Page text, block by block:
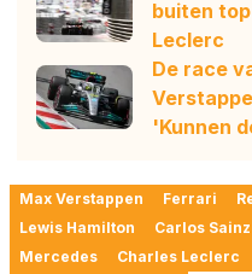
buiten
Leclerc
De race
'Kunnen
Max Verstappen Ferrari
Lewis Hamilton
Carlos Sainz
Mercedes
Charles Leclerc